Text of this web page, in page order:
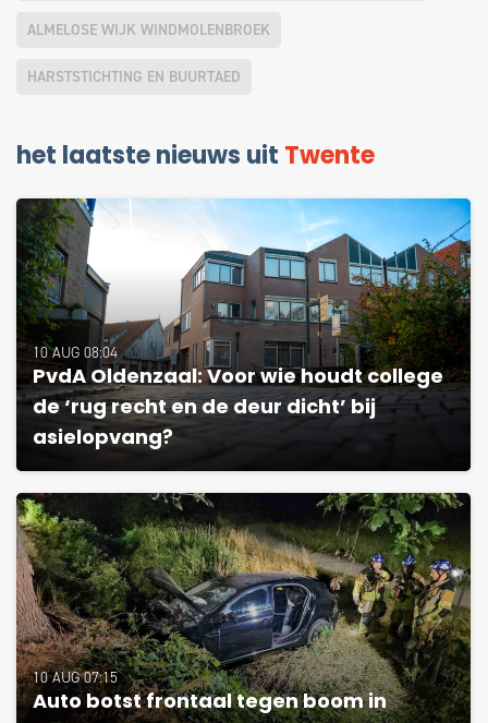
ALMELOSE WIJK WINDMOLENBROEK
HARSTSTICHTING EN BUURTAED
het laatste nieuws uit Twente
10 AUG 08:04
PvdA Oldenzaal: Voor wie houdt college
de ‘rug recht en de deur dicht’ bij
asielopvang?
10 AUG 07:15
Auto botst frontaal tegen boom in